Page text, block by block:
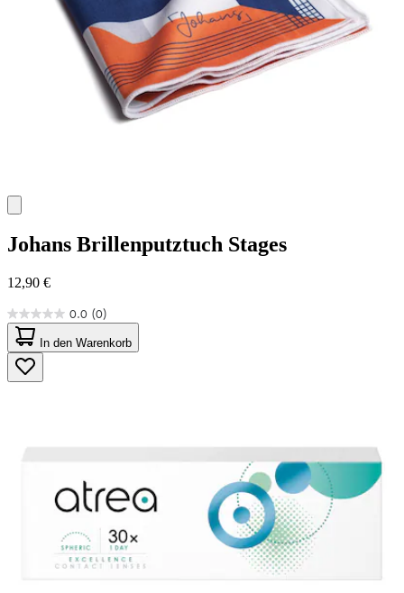
Johans Brillenputztuch Stages
12,90 €
0.0 (0)
0.0
von
5
Sternen.
In den Warenkorb